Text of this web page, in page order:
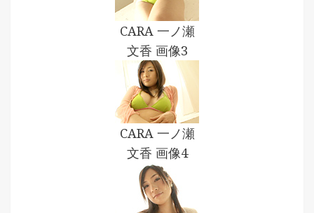
CARA 一ノ瀬
文香 画像3
CARA 一ノ瀬
文香 画像4